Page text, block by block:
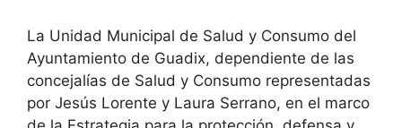
La Unidad Municipal de Salud y Consumo del
Ayuntamiento de Guadix, dependiente de las
concejalías de Salud y Consumo representadas
por Jesús Lorente y Laura Serrano, en el marco